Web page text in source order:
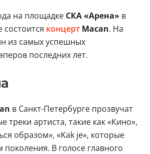
на площадке СКА «Арена» в
состоится концерт Macan. На
из самых успешных
последних лет.
в Санкт-Петербурге прозвучат
треки артиста, такие как «Кино»,
образом», «Kak je», которые
В голосе главного